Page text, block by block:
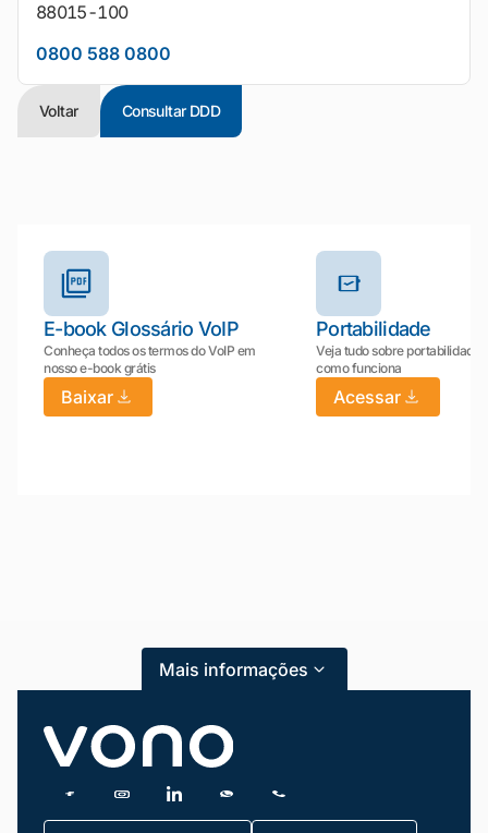
88015-100
0800 588 0800
Voltar Consultar DDD
E-book Glossário VoIP
Conheça todos os termos do VoIP em
nosso e-book grátis
Baixar
Portabilidade
Veja tudo sobre portabilidade:
como funciona
Acessar
Mais informações